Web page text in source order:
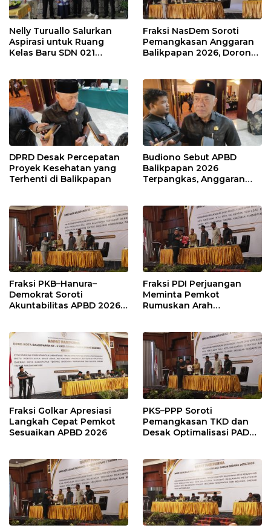
Nelly Turuallo Salurkan
Aspirasi untuk Ruang
Kelas Baru SDN 021
Fraksi NasDem Soroti
Pemangkasan Anggaran
Balikpapan 2026, Dorong
DPRD Desak Percepatan
Proyek Kesehatan yang
Terhenti di Balikpapan
Budiono Sebut APBD
Balikpapan 2026
Terpangkas, Anggaran
Fraksi PKB–Hanura–
Demokrat Soroti
Akuntabilitas APBD 2026
Modal
Fraksi PDI Perjuangan
Meminta Pemkot
Rumuskan Arah
Penyangga IKN
Fraksi Golkar Apresiasi
Langkah Cepat Pemkot
Sesuaikan APBD 2026
PKS–PPP Soroti
Pemangkasan TKD dan
Desak Optimalisasi PAD